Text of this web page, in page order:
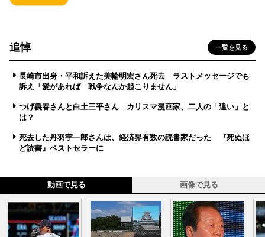
追悼 一覧を見る
長崎市出身・平和訴えた美輪明宏さん死去 ラストメッセージでも
訴え「愛があれば 戦争なんか起こりません」
つげ義春さんと白土三平さん カリスマ漫画家、二人の「違い」と
は？
死去した丹羽宇一郎さんは、経済界有数の読書家だった 『死ぬほ
ど読書』ベストセラーに
動画で見る 画像で見る